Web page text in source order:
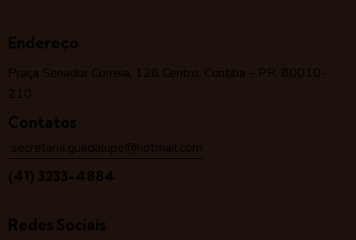
Endereço
Praça Senador Correia, 128 Centro, Curitiba – PR, 80010-
210
Contatos
secretaria.guadalupe@hotmail.com
(41) 3233-4884
Redes Sociais